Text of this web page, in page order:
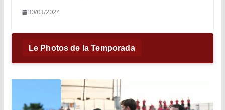
30/03/2024
Le Photos de la Temporada